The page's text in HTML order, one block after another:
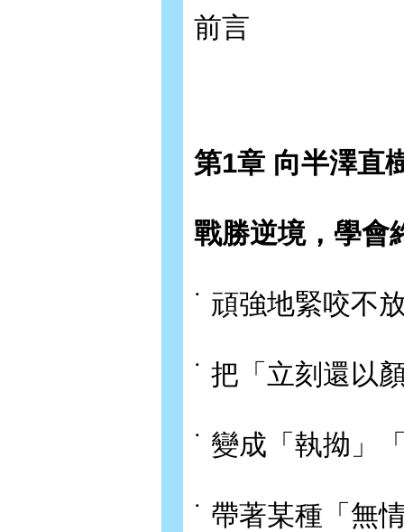
前言
第1章 向半澤直
戰勝逆境，學會
˙ 頑強地緊咬不
˙ 把「立刻還以
˙ 變成「執拗」
˙ 帶著某種「無